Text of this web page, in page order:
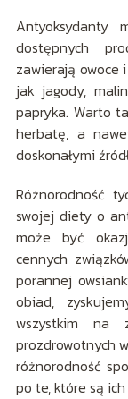
Antyoksydanty
dostępnych
zawierają owoce
jak jagody,
papryka. Warto
herbatę, a
doskonałymi
Różnorodność
swojej diety o
może być
cennych
porannej
obiad,
wszystkim na
prozdrowotnych
różnorodność
po te, które są